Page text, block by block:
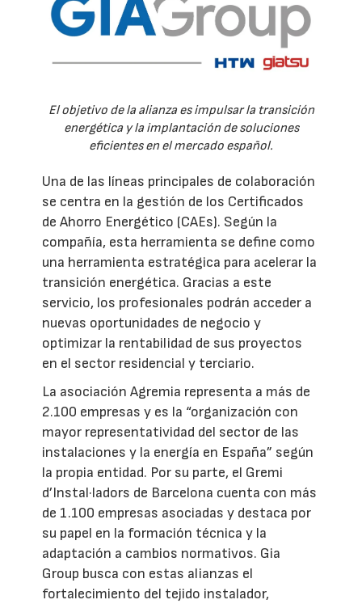
El objetivo de la alianza es impulsar la transición
energética y la implantación de soluciones
eficientes en el mercado español.
Una de las líneas principales de colaboración
se centra en la gestión de los Certificados
de Ahorro Energético (CAEs). Según la
compañía, esta herramienta se define como
una herramienta estratégica para acelerar la
transición energética. Gracias a este
servicio, los profesionales podrán acceder a
nuevas oportunidades de negocio y
optimizar la rentabilidad de sus proyectos
en el sector residencial y terciario.
La asociación Agremia representa a más de
2.100 empresas y es la “organización con
mayor representatividad del sector de las
instalaciones y la energía en España” según
la propia entidad. Por su parte, el Gremi
d’Instal·ladors de Barcelona cuenta con más
de 1.100 empresas asociadas y destaca por
su papel en la formación técnica y la
adaptación a cambios normativos. Gia
Group busca con estas alianzas el
fortalecimiento del tejido instalador,